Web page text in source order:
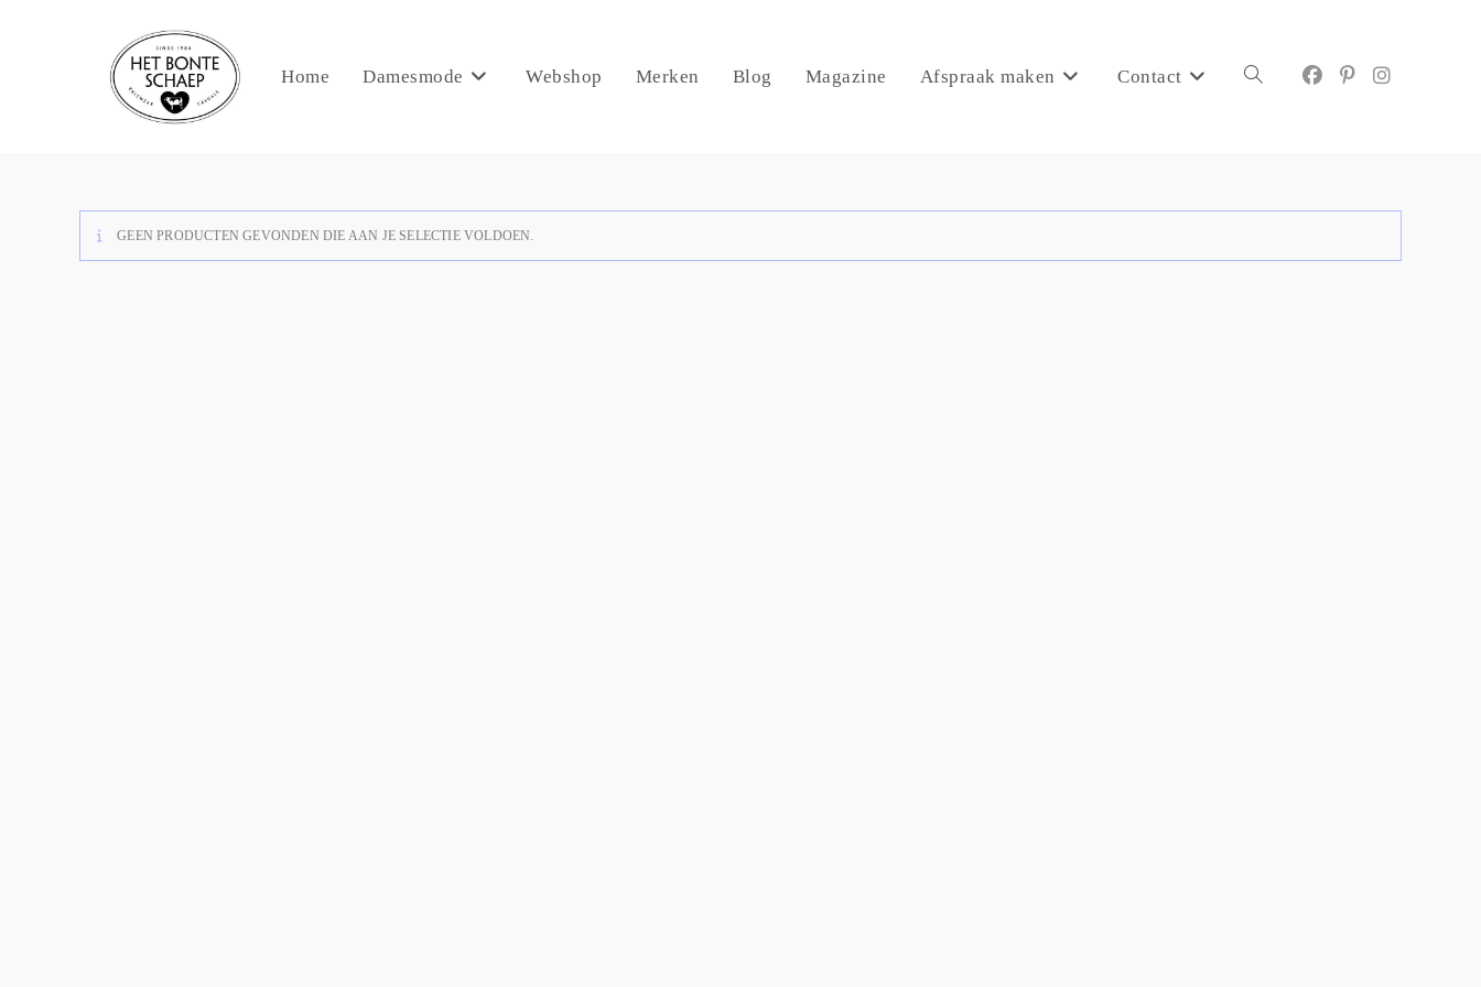
Home Damesmode Webshop Merken Blog Magazine Afspraak maken Contact
GEEN PRODUCTEN GEVONDEN DIE AAN JE SELECTIE VOLDOEN.